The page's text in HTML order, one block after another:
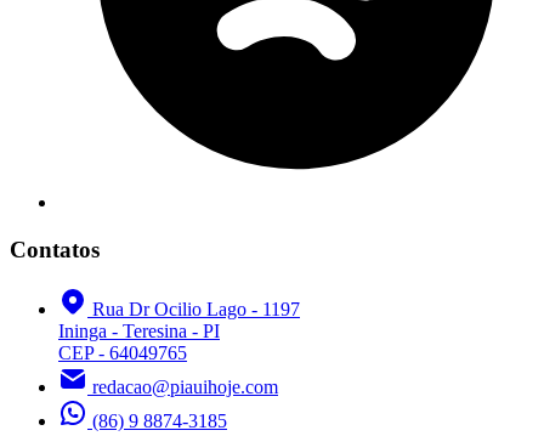
Contatos
Rua Dr Ocilio Lago - 1197
Ininga - Teresina - PI
CEP - 64049765
redacao@piauihoje.com
(86) 9 8874-3185